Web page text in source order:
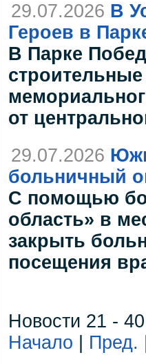
29.07.2026 В
Героев в
В Парке
от
29.07.2026
больничный
С помощью
область» в
закрыть
посещения
Новости 21 -
Начало
Пред.